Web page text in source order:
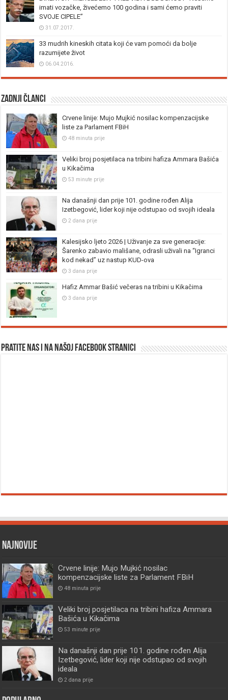
imati vozačke, živećemo 100 godina i sami ćemo praviti
SVOJE CIPELE”
31.07.2017.
33 mudrih kineskih citata koji će vam pomoći da bolje
razumijete život
06.04.2016.
Zadnji članci
Crvene linije: Mujo Mujkić nosilac kompenzacijske
liste za Parlament FBiH
48 minuta prije
Veliki broj posjetilaca na tribini hafiza Ammara Bašića
u Kikačima
53 minute prije
Na današnji dan prije 101. godine rođen Alija
Izetbegović, lider koji nije odstupao od svojih ideala
2 dana prije
Kalesijsko ljeto 2026 | Uživanje za sve generacije:
Šarenko zabavio mališane, odrasli uživali na “Igranci
kod nekad” uz nastup KUD-ova
3 dana prije
Hafiz Ammar Bašić večeras na tribini u Kikačima
3 dana prije
Pratite nas i na našoj facebook stranici
Najnovije
Crvene linije: Mujo Mujkić nosilac
kompenzacijske liste za Parlament FBiH
48 minuta prije
Veliki broj posjetilaca na tribini hafiza Ammara
Bašića u Kikačima
53 minute prije
Na današnji dan prije 101. godine rođen Alija
Izetbegović, lider koji nije odstupao od svojih
ideala
2 dana prije